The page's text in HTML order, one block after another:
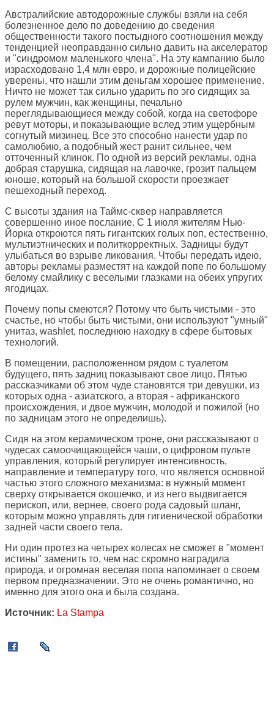
Австралийские автодорожные службы взяли на себя
болезненное дело по доведению до сведения
общественности такого постыдного соотношения между
тенденцией неоправданно сильно давить на акселератор
и "синдромом маленького члена". На эту кампанию было
израсходовано 1,4 млн евро, и дорожные полицейские
уверены, что нашли этим деньгам хорошее применение.
Ничто не может так сильно ударить по эго сидящих за
рулем мужчин, как женщины, печально
переглядывающиеся между собой, когда на светофоре
ревут моторы, и показывающие вслед этим ущербным
согнутый мизинец. Все это способно нанести удар по
самолюбию, а подобный жест ранит сильнее, чем
отточенный клинок. По одной из версий рекламы, одна
добрая старушка, сидящая на лавочке, грозит пальцем
юноше, который на большой скорости проезжает
пешеходный переход.
С высоты здания на Таймс-сквер направляется
совершенно иное послание. С 1 июля жителям Нью-
Йорка откроются пять гигантских голых поп, естественно,
мультиэтнических и политкорректных. Задницы будут
улыбаться во взрыве ликования. Чтобы передать идею,
авторы рекламы разместят на каждой попе по большому
белому смайлику с веселыми глазками на обеих упругих
ягодицах.
Почему попы смеются? Потому что быть чистыми - это
счастье, но чтобы быть чистыми, они используют "умный"
унитаз, washlet, последнюю находку в сфере бытовых
технологий.
В помещении, расположенном рядом с туалетом
будущего, пять задниц показывают свое лицо. Пятью
рассказчиками об этом чуде становятся три девушки, из
которых одна - азиатского, а вторая - африканского
происхождения, и двое мужчин, молодой и пожилой (но
по задницам этого не определишь).
Сидя на этом керамическом троне, они рассказывают о
чудесах самоочищающейся чаши, о цифровом пульте
управления, который регулирует интенсивность,
направление и температуру того, что является основной
частью этого сложного механизма: в нужный момент
сверху открывается окошечко, и из него выдвигается
перископ, или, вернее, своего рода садовый шланг,
которым можно управлять для гигиенической обработки
задней части своего тела.
Ни один протез на четырех колесах не сможет в "момент
истины" заменить то, чем нас скромно наградила
природа, и огромная веселая попа напоминает о своем
первом предназначении. Это не очень романтично, но
именно для этого она и была создана.
Источник: La Stampa